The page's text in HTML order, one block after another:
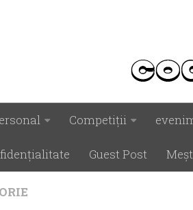
Competiţii
Guest Post